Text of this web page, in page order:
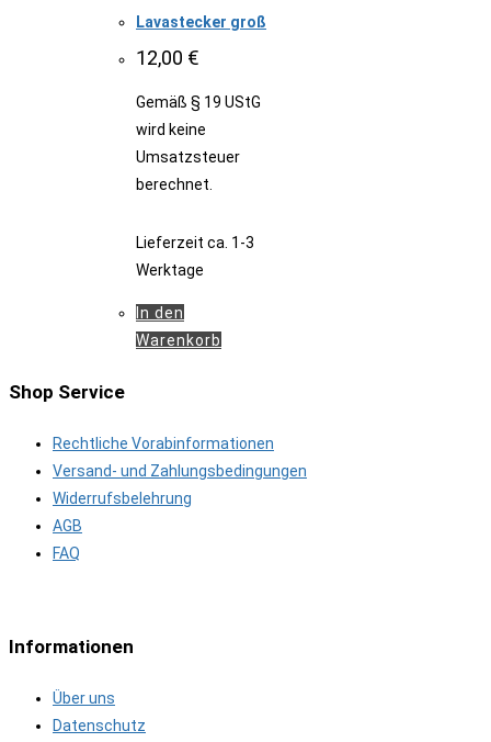
Lavastecker groß
12,00 €
Gemäß § 19 UStG
wird keine
Umsatzsteuer
berechnet.
Lieferzeit ca. 1-3
Werktage
In den
Warenkorb
Shop Service
Rechtliche Vorabinformationen
Versand- und Zahlungsbedingungen
Widerrufsbelehrung
AGB
FAQ
Informationen
Über uns
Datenschutz